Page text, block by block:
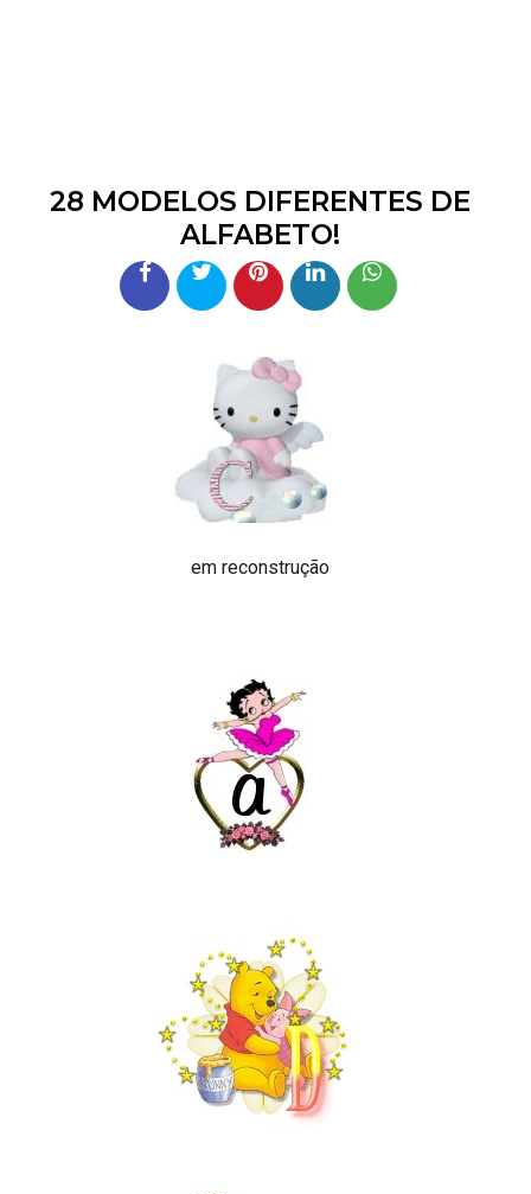
28 MODELOS DIFERENTES DE
ALFABETO!
em reconstrução